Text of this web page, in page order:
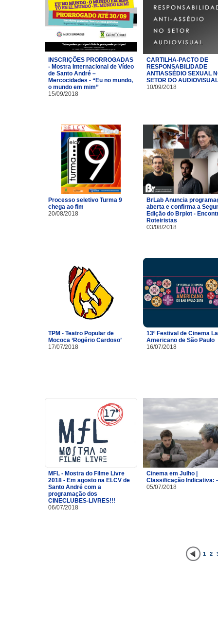
INSCRIÇÕES PRORROGADAS
- Mostra Internacional de Vídeo
de Santo André –
Mercocidades - “Eu no mundo,
o mundo em mim”
15/09/2018
CARTILHA-PACTO DE
RESPONSABILIDADE
ANTIASSÉDIO SEXUAL
SETOR DO AUDIOVISUAL
10/09/2018
Processo seletivo Turma 9
chega ao fim
20/08/2018
BrLab Anuncia
aberta e confirma a
Edição do Brplot -
Roteiristas
03/08/2018
TPM - Teatro Popular de
Mococa ‘Rogério Cardoso’
17/07/2018
13º Festival de Cinema
Americano de São Paulo
16/07/2018
MFL - Mostra do Filme Livre
2018 - Em agosto na ELCV de
Santo André com a
programação dos
CINECLUBES-LIVRES!!!
06/07/2018
Cinema em Julho |
Classificação Indicativa:
05/07/2018
1 2